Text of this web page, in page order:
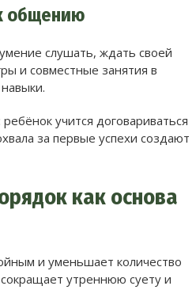
общению
слушать, ждать своей
и совместные занятия в
учится договариваться
за первые успехи создают
как основа
и уменьшает количество
утреннюю суету и